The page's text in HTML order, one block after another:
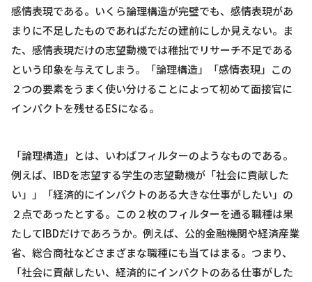
感情表現である。いくら論理構造が完璧でも、感情表現があ
まりに不足したものであればただの建前にしか見えない。ま
た、感情表現だけの志望動機では稚拙でリサーチ不足である
という印象を与えてしまう。「論理構造」「感情表現」この
２つの要素をうまく使い分けることによって初めて面接官に
インパクトを残せるESになる。
「論理構造」とは、いわばフィルターのようなものである。
例えば、IBDを志望する学生の志望動機が「社会に貢献した
い」」「経済的にインパクトのある大きな仕事がしたい」の
２点であったとする。この２枚のフィルターを通る職種は果
たしてIBDだけであろうか。例えば、公的金融機関や経済産業
省、総合商社などさまざまな職種にも当てはまる。つまり、
「社会に貢献したい、経済的にインパクトのある仕事がした